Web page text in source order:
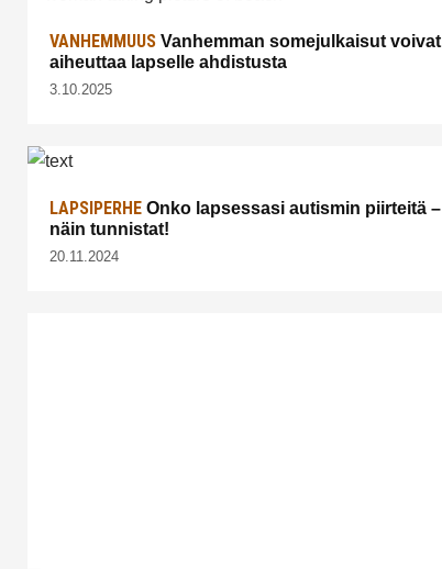
VANHEMMUUS Vanhemman somejulkaisut voivat
aiheuttaa lapselle ahdistusta
3.10.2025
LAPSIPERHE Onko lapsessasi autismin piirteitä –
näin tunnistat!
20.11.2024